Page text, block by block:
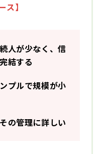
ス】
人が少なく、信
結する
プルで規模が小
の管理に詳しい